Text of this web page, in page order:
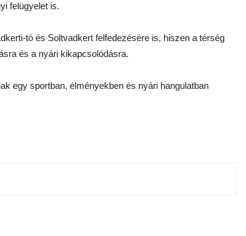
felügyelet is.
tó és Soltvadkert felfedezésére is, hiszen a térség
és a nyári kikapcsolódásra.
egy sportban, élményekben és nyári hangulatban